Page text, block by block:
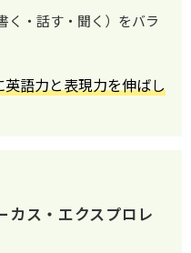
く・話す・聞く）をバラ
語力と表現力を伸ばし
カス・エクスプロレ